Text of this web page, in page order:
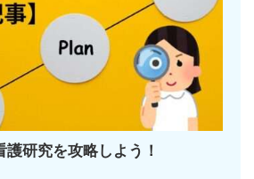
護研究を攻略しよう！